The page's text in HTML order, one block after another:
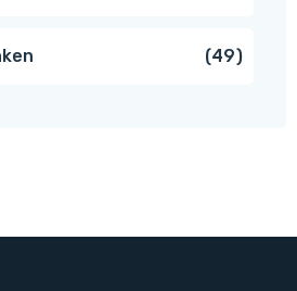
4949